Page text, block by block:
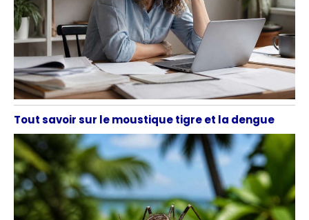
Tout savoir sur le moustique tigre et la dengue